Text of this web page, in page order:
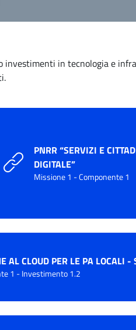
investimenti in tecnologia e
PNRR “SERVIZI E
DIGITALE”
Missione 1 - Componente 1
AL CLOUD PER LE PA LOCALI -
1 - Investimento 1.2